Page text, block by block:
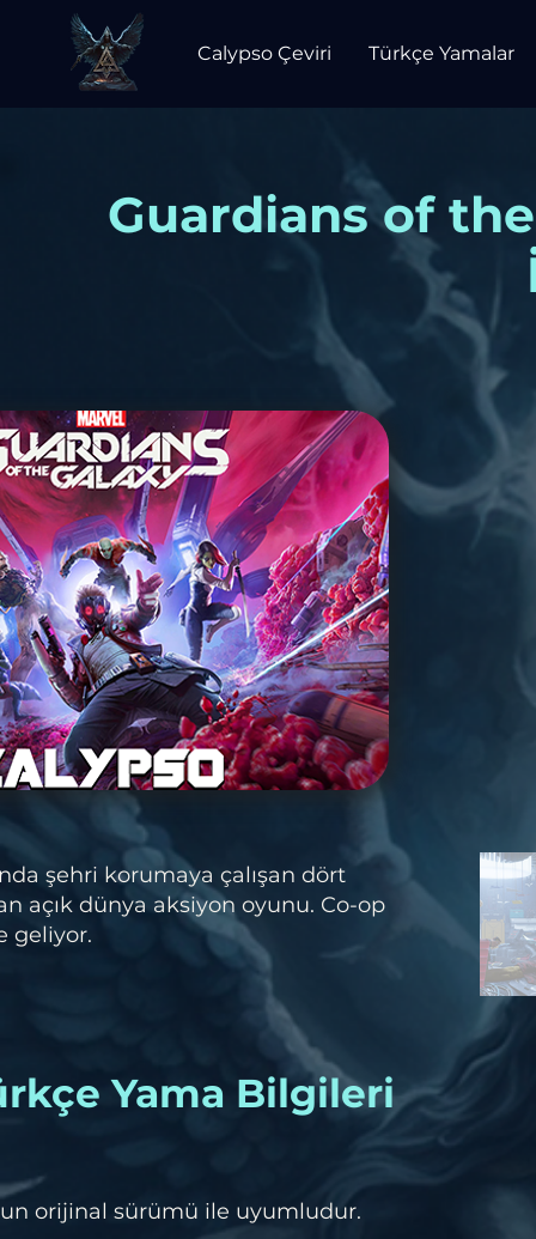
Calypso Çeviri Türkçe Yamalar
Guardians of
şehri korumaya çalışan dört
açık dünya aksiyon oyunu. Co-op
geliyor.
Yama Bilgileri
orijinal sürümü ile uyumludur.